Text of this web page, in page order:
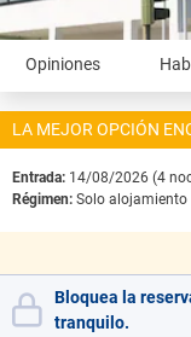
Opiniones
LA MEJOR OPCIÓN
Entrada: 14/08/2026 (4
Régimen: Solo alojamiento
Bloquea la
tranquilo.